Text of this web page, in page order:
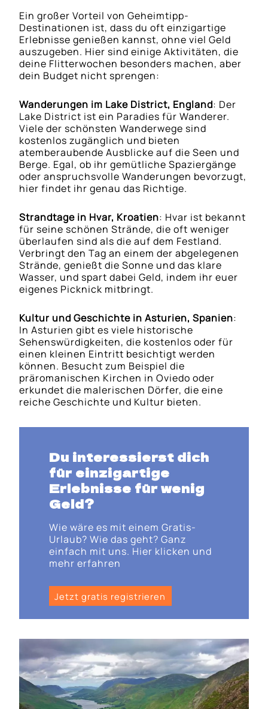
Ein großer Vorteil von Geheimtipp-
Destinationen ist, dass du oft einzigartige
Erlebnisse genießen kannst, ohne viel Geld
auszugeben. Hier sind einige Aktivitäten, die
deine Flitterwochen besonders machen, aber
dein Budget nicht sprengen:
Wanderungen im Lake District, England: Der
Lake District ist ein Paradies für Wanderer.
Viele der schönsten Wanderwege sind
kostenlos zugänglich und bieten
atemberaubende Ausblicke auf die Seen und
Berge. Egal, ob ihr gemütliche Spaziergänge
oder anspruchsvolle Wanderungen bevorzugt,
hier findet ihr genau das Richtige.
Strandtage in Hvar, Kroatien: Hvar ist bekannt
für seine schönen Strände, die oft weniger
überlaufen sind als die auf dem Festland.
Verbringt den Tag an einem der abgelegenen
Strände, genießt die Sonne und das klare
Wasser, und spart dabei Geld, indem ihr euer
eigenes Picknick mitbringt.
Kultur und Geschichte in Asturien, Spanien:
In Asturien gibt es viele historische
Sehenswürdigkeiten, die kostenlos oder für
einen kleinen Eintritt besichtigt werden
können. Besucht zum Beispiel die
präromanischen Kirchen in Oviedo oder
erkundet die malerischen Dörfer, die eine
reiche Geschichte und Kultur bieten.
Du interessierst dich
für einzigartige
Erlebnisse für wenig
Geld?
Wie wäre es mit einem Gratis-
Urlaub? Wie das geht? Ganz
einfach mit uns. Hier klicken und
mehr erfahren
Jetzt gratis registrieren